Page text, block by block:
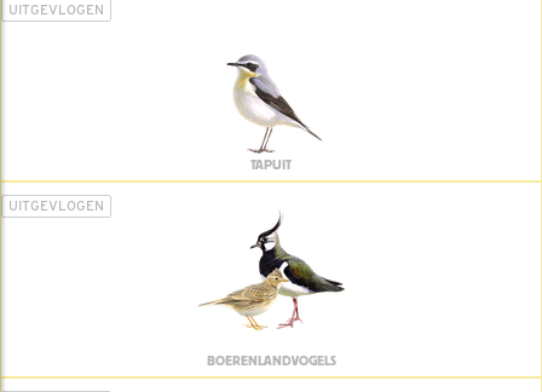
UITGEVLOGEN
TAPUIT
UITGEVLOGEN
BOERENLANDVOGELS